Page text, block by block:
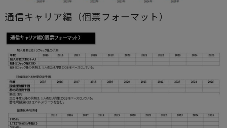
通信キャリア編（個票フォーマット）